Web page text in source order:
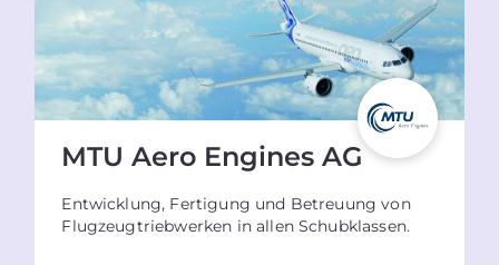
MTU Aero Engines AG
Entwicklung, Fertigung und Betreuung von
Flugzeugtriebwerken in allen Schubklassen.